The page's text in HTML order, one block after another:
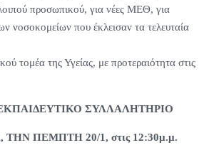
προσωπικού, για νέες ΜΕΘ, για
νοσοκομείων που έκλεισαν τα τελευταία
τομέα της Υγείας, με προτεραιότητα στις
ΣΥΛΛΑΛΗΤΗΡΙΟ
ΠΕΜΠΤΗ 20/1, στις 12:30μ.μ.